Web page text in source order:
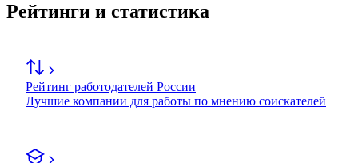
Рейтинги и статистика
Рейтинг работодателей России
Лучшие компании для работы по мнению соискателей